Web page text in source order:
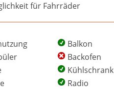
für Fahrräder
Balkon
Backofen
Kühlschrank
Radio